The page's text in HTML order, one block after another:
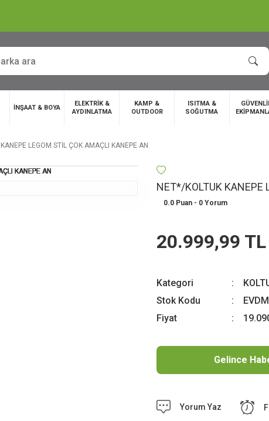
İNŞAAT & BOYA
ELEKTRİK &
AYDINLATMA
KAMP &
OUTDOOR
ISITMA &
SOĞUTMA
LEGOM STİL ÇOK AMAÇLI KANEPE AN
NET*/KOLTUK KANEPE
0.0 Puan - 0 Yorum
20.999,99 TL
Kategori
Stok Kodu
Fiyat
Gelince
Yorum Yaz